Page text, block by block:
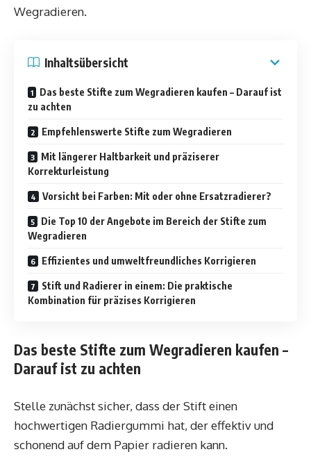
Wegradieren.
Inhaltsübersicht
Das beste Stifte zum Wegradieren kaufen – Darauf ist
zu achten
Empfehlenswerte Stifte zum Wegradieren
Mit längerer Haltbarkeit und präziserer
Korrekturleistung
Vorsicht bei Farben: Mit oder ohne Ersatzradierer?
Die Top 10 der Angebote im Bereich der Stifte zum
Wegradieren
Effizientes und umweltfreundliches Korrigieren
Stift und Radierer in einem: Die praktische
Kombination für präzises Korrigieren
Das beste Stifte zum Wegradieren kaufen –
Darauf ist zu achten
Stelle zunächst sicher, dass der Stift einen
hochwertigen Radiergummi hat, der effektiv und
schonend auf dem Papier radieren kann.